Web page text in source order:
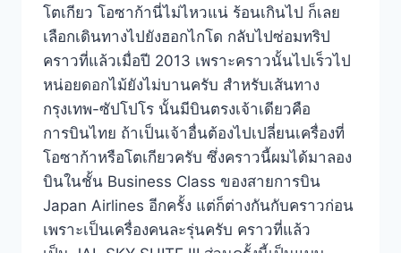
โตเกียว โอซาก้านี่ไม่ไหวแน่ ร้อนเกินไป ก็เลย
เลือกเดินทางไปยังฮอกไกโด กลับไปซ่อมทริป
คราวที่แล้วเมื่อปี 2013 เพราะคราวนั้นไปเร็วไป
หน่อยดอกไม้ยังไม่บานครับ สำหรับเส้นทาง
กรุงเทพ-ซัปโปโร นั้นมีบินตรงเจ้าเดียวคือ
การบินไทย ถ้าเป็นเจ้าอื่นต้องไปเปลี่ยนเครื่องที่
โอซาก้าหรือโตเกียวครับ ซึ่งคราวนี้ผมได้มาลอง
บินในชั้น Business Class ของสายการบิน
Japan Airlines อีกครั้ง แต่ก็ต่างกันกับคราวก่อน
เพราะเป็นเครื่องคนละรุ่นครับ คราวที่แล้ว